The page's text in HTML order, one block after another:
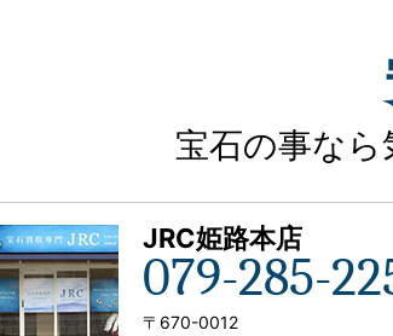
宝石の事なら
JRC姫路本店
079-285-
〒 670-0012